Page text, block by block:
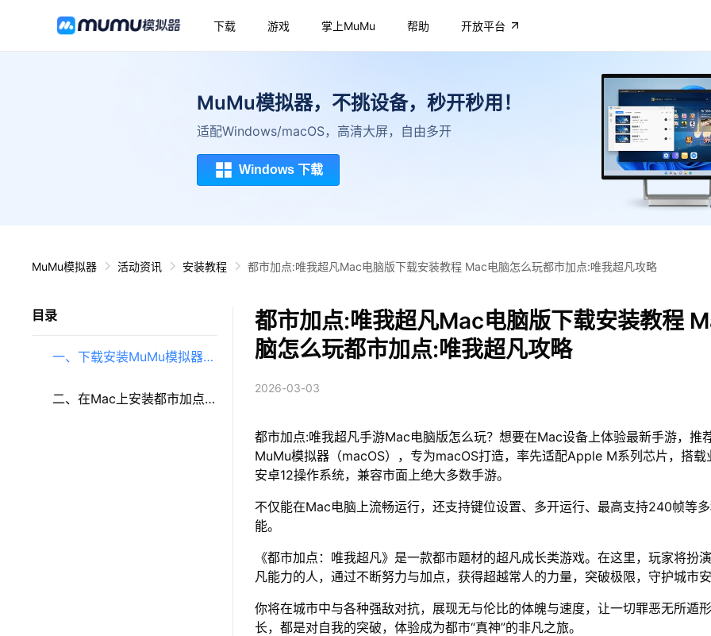
下载 游戏 掌上MuMu 帮助 开放平台
MuMu模拟器，不挑设备，秒开秒用！
适配Windows/macOS，高清大屏，自由多开
Windows 下载
MuMu模拟器 活动资讯 安装教程 都市加点:唯我超凡Mac电脑版下载安装教程 Mac电脑怎么玩都市加点:唯我超凡攻略
目录
一、下载安装MuMu模拟器
（macOS）（原MuMu模拟
二、在Mac上安装都市加点:
都市加点:唯我超凡Mac电脑版下载安装教程
脑怎么玩都市加点:唯我超凡攻略
2026-03-03
都市加点:唯我超凡手游Mac电脑版怎么玩？想要在Mac设备上体验最新手游，推
MuMu模拟器（macOS），专为macOS打造，率先适配Apple M系列芯片，搭载
安卓12操作系统，兼容市面上绝大多数手游。
不仅能在Mac电脑上流畅运行，还支持键位设置、多开运行、最高支持240帧等
能。
《都市加点：唯我超凡》是一款都市题材的超凡成长类游戏。在这里，玩家将扮
凡能力的人，通过不断努力与加点，获得超越常人的力量，突破极限，守护城市
你将在城市中与各种强敌对抗，展现无与伦比的体魄与速度，让一切罪恶无所遁
长，都是对自我的突破，体验成为都市“真神”的非凡之旅。